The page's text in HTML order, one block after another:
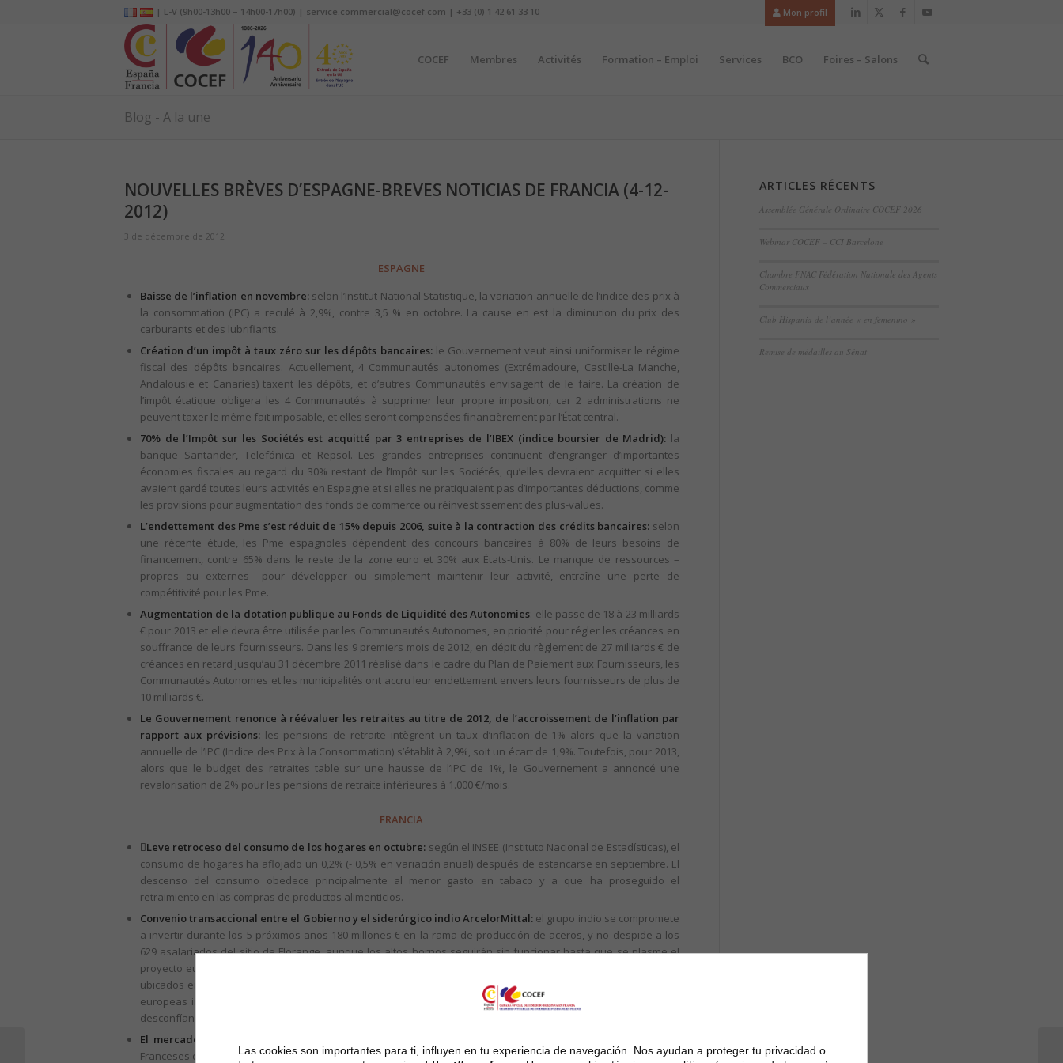
Mon profil
| L-V (9h00-13h00 – 14h00-17h00) | service.commercial@cocef.com | +33 (0) 1 42 61 33 10
COCEF Membres Activités Formation – Emploi Services BCO Foires – Salons
Blog - A la une
NOUVELLES BRÈVES D’ESPAGNE-BREVES NOTICIAS DE FRANCIA (4-12-
2012)
3 de décembre de 2012
ESPAGNE
Baisse de l’inflation en novembre:selon l’Institut National Statistique, la variation annuelle de l’indice des prix à
la consommation (IPC) a reculé à 2,9%, contre 3,5 % en octobre. La cause en est la diminution du prix des
carburants et des lubrifiants.
Création d’un impôt à taux zéro sur les dépôts bancaires:le Gouvernement veut ainsi uniformiser le régime
fiscal des dépôts bancaires. Actuellement, 4 Communautés autonomes (Extrémadoure, Castille-La Manche,
Andalousie et Canaries) taxent les dépôts, et d’autres Communautés envisagent de le faire. La création de
l’impôt étatique obligera les 4 Communautés à supprimer leur propre imposition, car 2 administrations ne
peuvent taxer le même fait imposable, et elles seront compensées financièrement par l’État central.
70% de l’Impôt sur les Sociétés est acquitté par 3 entreprises de l’IBEX (indice boursier de Madrid): la
banque Santander, Telefónica et Repsol. Les grandes entreprises continuent d’engranger d’importantes
économies fiscales au regard du 30% restant de l’Impôt sur les Sociétés, qu’elles devraient acquitter si elles
avaient gardé toutes leurs activités en Espagne et si elles ne pratiquaient pas d’importantes déductions, comme
les provisions pour augmentation des fonds de commerce ou réinvestissement des plus-values.
L’endettement des Pme s’est réduit de 15% depuis 2006, suite à la contraction des crédits bancaires: selon
une récente étude, les Pme espagnoles dépendent des concours bancaires à 80% de leurs besoins de
financement, contre 65% dans le reste de la zone euro et 30% aux États-Unis. Le manque de ressources –
propres ou externes– pour développer ou simplement maintenir leur activité, entraîne une perte de
compétitivité pour les Pme.
Augmentation de la dotation publique au Fonds de Liquidité des Autonomies: elle passe de 18 à 23 milliards
€ pour 2013 et elle devra être utilisée par les Communautés Autonomes, en priorité pour régler les créances en
souffrance de leurs fournisseurs. Dans les 9 premiers mois de 2012, en dépit du règlement de 27 milliards € de
créances en retard jusqu’au 31 décembre 2011 réalisé dans le cadre du Plan de Paiement aux Fournisseurs, les
Communautés Autonomes et les municipalités ont accru leur endettement envers leurs fournisseurs de plus de
10 milliards €.
Le Gouvernement renonce à réévaluer les retraites au titre de 2012, de l’accroissement de l’inflation par
rapport aux prévisions:les pensions de retraite intègrent un taux d’inflation de 1% alors que la variation
annuelle de l’IPC (Indice des Prix à la Consommation) s’établit à 2,9%, soit un écart de 1,9%. Toutefois, pour 2013,
alors que le budget des retraites table sur une hausse de l’IPC de 1%, le Gouvernement a annoncé une
revalorisation de 2% pour les pensions de retraite inférieures à 1.000 €/mois.
FRANCIA
Leve retroceso del consumo de los hogares en octubre: según el INSEE (Instituto Nacional de Estadísticas), el
consumo de hogares ha aflojado un 0,2% (- 0,5% en variación anual) después de estancarse en septiembre. El
descenso del consumo obedece principalmente al menor gasto en tabaco y a que ha proseguido el
retraimiento en las compras de productos alimenticios.
Convenio transaccional entre el Gobierno y el siderúrgico indio ArcelorMittal: el grupo indio se compromete
a invertir durante los 5 próximos años 180 millones € en la rama de producción de aceros, y no despide a los
629 asalariados del sitio de Florange, aunque los altos hornos seguirán sin funcionar hasta que se plasme el
proyecto europeo Ulcos. Este último consiste en un procedimiento que permita a uno de ambos altos hornos
ubicados en Florange producir acero con menor emisión de gas carbónico. Dentro de 15 días, las autoridades
europeas informarán si retienen a Florange para experimentar ese método. Los sindicatos y los asalariados
desconfían de que el grupo indio cumpla sus compromisos, recordando lo ocurrido con el sitio de Grandange.
El mercado del automóvil padece el peor ejercicio desde 1997:
Franceses de Automóviles), ya que, en noviembre, las matrículas de vehículos han disminuido de – 19,2% y de –
ARTICLES RÉCENTS
Assemblée Générale Ordinaire COCEF 2026
Webinar COCEF – CCI Barcelone
Chambre FNAC Fédération Nationale des Agents
Commerciaux
Club Hispania de l’année « en femenino »
Remise de médailles au Sénat
NOUVELLES BRÈVES D’ESPAGNE –
Las cookies son importantes para ti, influyen en tu experiencia de navegación. Nos ayudan a proteger tu privacidad o